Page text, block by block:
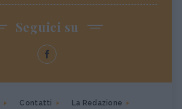
Seguici su
Contatti La Redazione